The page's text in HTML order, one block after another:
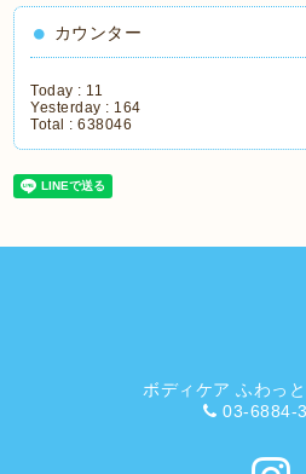
カウンター
Today : 11
Yesterday : 164
Total :638046
ボディケア ふわっ
03-6884-